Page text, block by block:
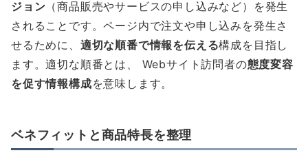
ジョン （商品販売やサービスの申し込みなど）を発生
されることです。ページ内で注文や申し込みを発生さ
せるために、 適切な順番で情報を伝える構成を目指し
ます。適切な順番とは、 Webサイト訪問者の態度変容
を促す情報構成を意味します。
ベネフィットと商品特長を整理